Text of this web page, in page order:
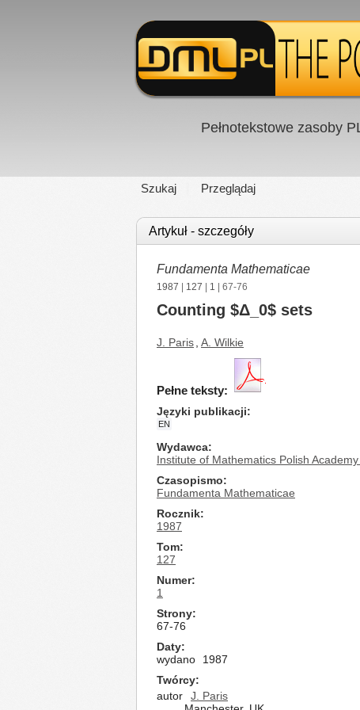
Pełnotekstowe zasoby
Szukaj Przeglądaj
Artykuł - szczegóły
Fundamenta Mathematicae
1987 127 1 | 67-76
Counting $Δ_0$ sets
J. Paris A. Wilkie
Pełne teksty:
Języki publikacji
EN
Wydawca
Institute of Mathematics Polish
Czasopismo
Fundamenta Mathematicae
Rocznik
1987
Tom
127
Numer
1
Strony
67-76
Daty
wydano
1987
Twórcy
autor
J. Paris